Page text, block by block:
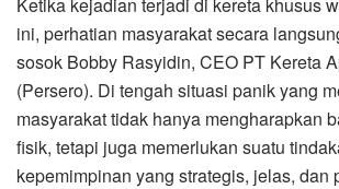
ini, perhatian masyarakat secara
sosok Bobby Rasyidin, CEO PT Kereta
(Persero). Di tengah situasi panik yang
masyarakat tidak hanya mengharapkan
fisik, tetapi juga memerlukan suatu
kepemimpinan yang strategis, jelas, dan